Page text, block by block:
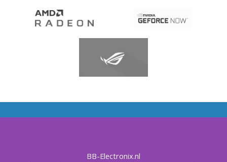
BB-Electronix.nl